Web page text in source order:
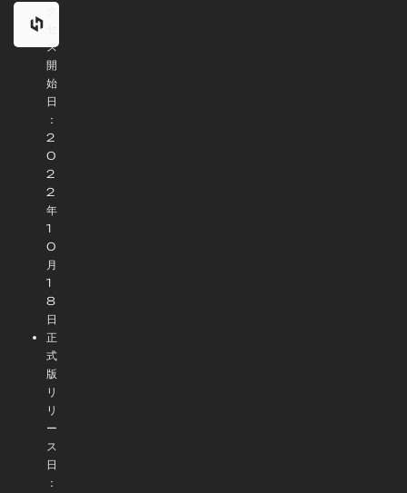
ス
開
始
日
：
2
0
2
2
年
1
0
月
1
8
日
正
式
版
リ
リ
ー
ス
日
：